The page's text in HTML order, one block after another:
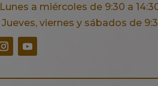
Lunes a miércoles de 9:30 a
Jueves, viernes y sábados de